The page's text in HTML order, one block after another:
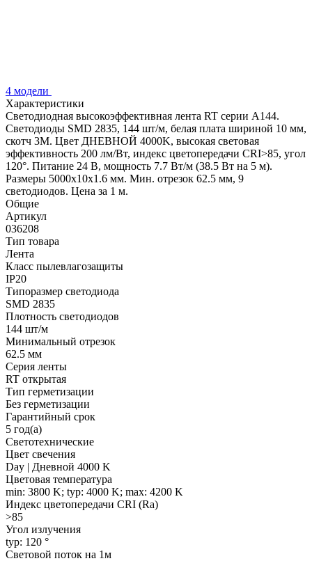
4 модели
Характеристики
Светодиодная высокоэффективная лента RT серии A144.
Светодиоды SMD 2835, 144 шт/м, белая плата шириной 10 мм,
скотч 3M. Цвет ДНЕВНОЙ 4000K, высокая световая
эффективность 200 лм/Вт, индекс цветопередачи CRI>85, угол
120°. Питание 24 В, мощность 7.7 Вт/м (38.5 Вт на 5 м).
Размеры 5000x10x1.6 мм. Мин. отрезок 62.5 мм, 9
светодиодов. Цена за 1 м.
Общие
Артикул
036208
Тип товара
Лента
Класс пылевлагозащиты
IP20
Типоразмер светодиода
SMD 2835
Плотность светодиодов
144 шт/м
Минимальный отрезок
62.5 мм
Серия ленты
RT открытая
Тип герметизации
Без герметизации
Гарантийный срок
5 год(а)
Светотехнические
Цвет свечения
Day | Дневной 4000 K
Цветовая температура
min: 3800 K; typ: 4000 K; max: 4200 K
Индекс цветопередачи CRI (Ra)
>85
Угол излучения
typ: 120 °
Световой поток на 1м